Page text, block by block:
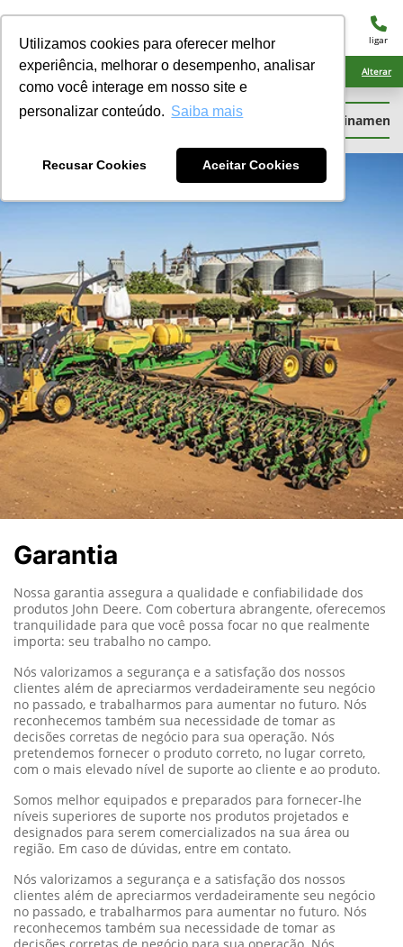
Utilizamos cookies para oferecer melhor
experiência, melhorar o desempenho, analisar
como você interage em nosso site e
personalizar conteúdo. Saiba mais
Recusar Cookies Aceitar Cookies
menu ligar
Ciarama Máquinas Naviraí Alterar
Peças
Garantia Guias Rápidos
Garantia
Nossa garantia assegura a qualidade e confiabilidade dos
produtos John Deere. Com cobertura abrangente, oferecemos
tranquilidade para que você possa focar no que realmente
importa: seu trabalho no campo.
Nós valorizamos a segurança e a satisfação dos nossos
clientes além de apreciarmos verdadeiramente seu negócio
no passado, e trabalharmos para aumentar no futuro. Nós
reconhecemos também sua necessidade de tomar as
decisões corretas de negócio para sua operação. Nós
pretendemos fornecer o produto correto, no lugar correto,
com o mais elevado nível de suporte ao cliente e ao produto.
Somos melhor equipados e preparados para fornecer-lhe
níveis superiores de suporte nos produtos projetados e
designados para serem comercializados na sua área ou
região. Em caso de dúvidas, entre em contato.
Nós valorizamos a segurança e a satisfação dos nossos
clientes além de apreciarmos verdadeiramente seu negócio
no passado, e trabalharmos para aumentar no futuro. Nós
reconhecemos também sua necessidade de tomar as